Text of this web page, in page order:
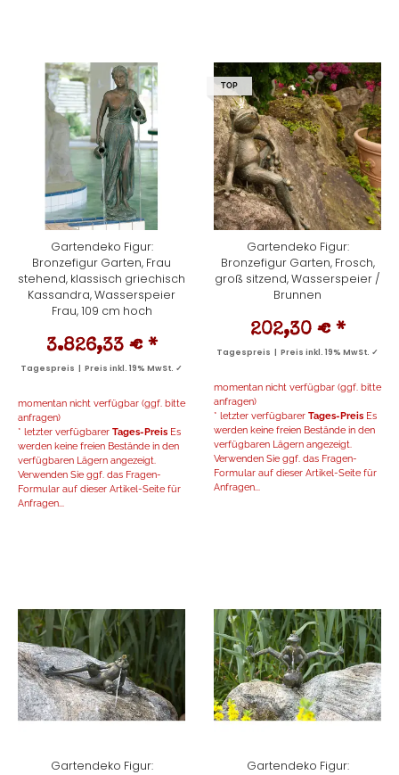
Gartendeko Figur:
Bronzefigur Garten, Frau
stehend, klassisch griechisch
Kassandra, Wasserspeier
Frau, 109 cm hoch
3.826,33 € *
Tagespreis | Preis inkl. 19% MwSt. ✓
momentan nicht verfügbar (ggf. bitte
anfragen)
* letzter verfügbarer Tages-Preis Es
werden keine freien Bestände in den
verfügbaren Lägern angezeigt.
Verwenden Sie ggf. das Fragen-
Formular auf dieser Artikel-Seite für
Anfragen...
TOP
Gartendeko Figur:
Bronzefigur Garten, Frosch,
groß sitzend, Wasserspeier /
Brunnen
202,30 € *
Tagespreis | Preis inkl. 19% MwSt. ✓
momentan nicht verfügbar (ggf. bitte
anfragen)
* letzter verfügbarer Tages-Preis Es
werden keine freien Bestände in den
verfügbaren Lägern angezeigt.
Verwenden Sie ggf. das Fragen-
Formular auf dieser Artikel-Seite für
Anfragen...
Gartendeko Figur:
Gartendeko Figur: